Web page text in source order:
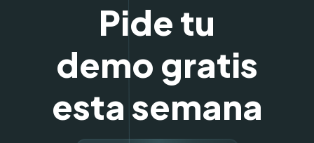
Pide tu
demo gratis
esta semana